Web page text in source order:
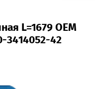
L=1679 OEM
3414052-42